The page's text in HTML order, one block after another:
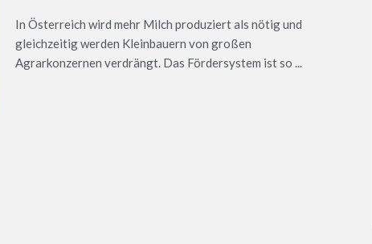
In Österreich wird mehr Milch produziert als nötig und
gleichzeitig werden Kleinbauern von großen
Agrarkonzernen verdrängt. Das Fördersystem ist so ...